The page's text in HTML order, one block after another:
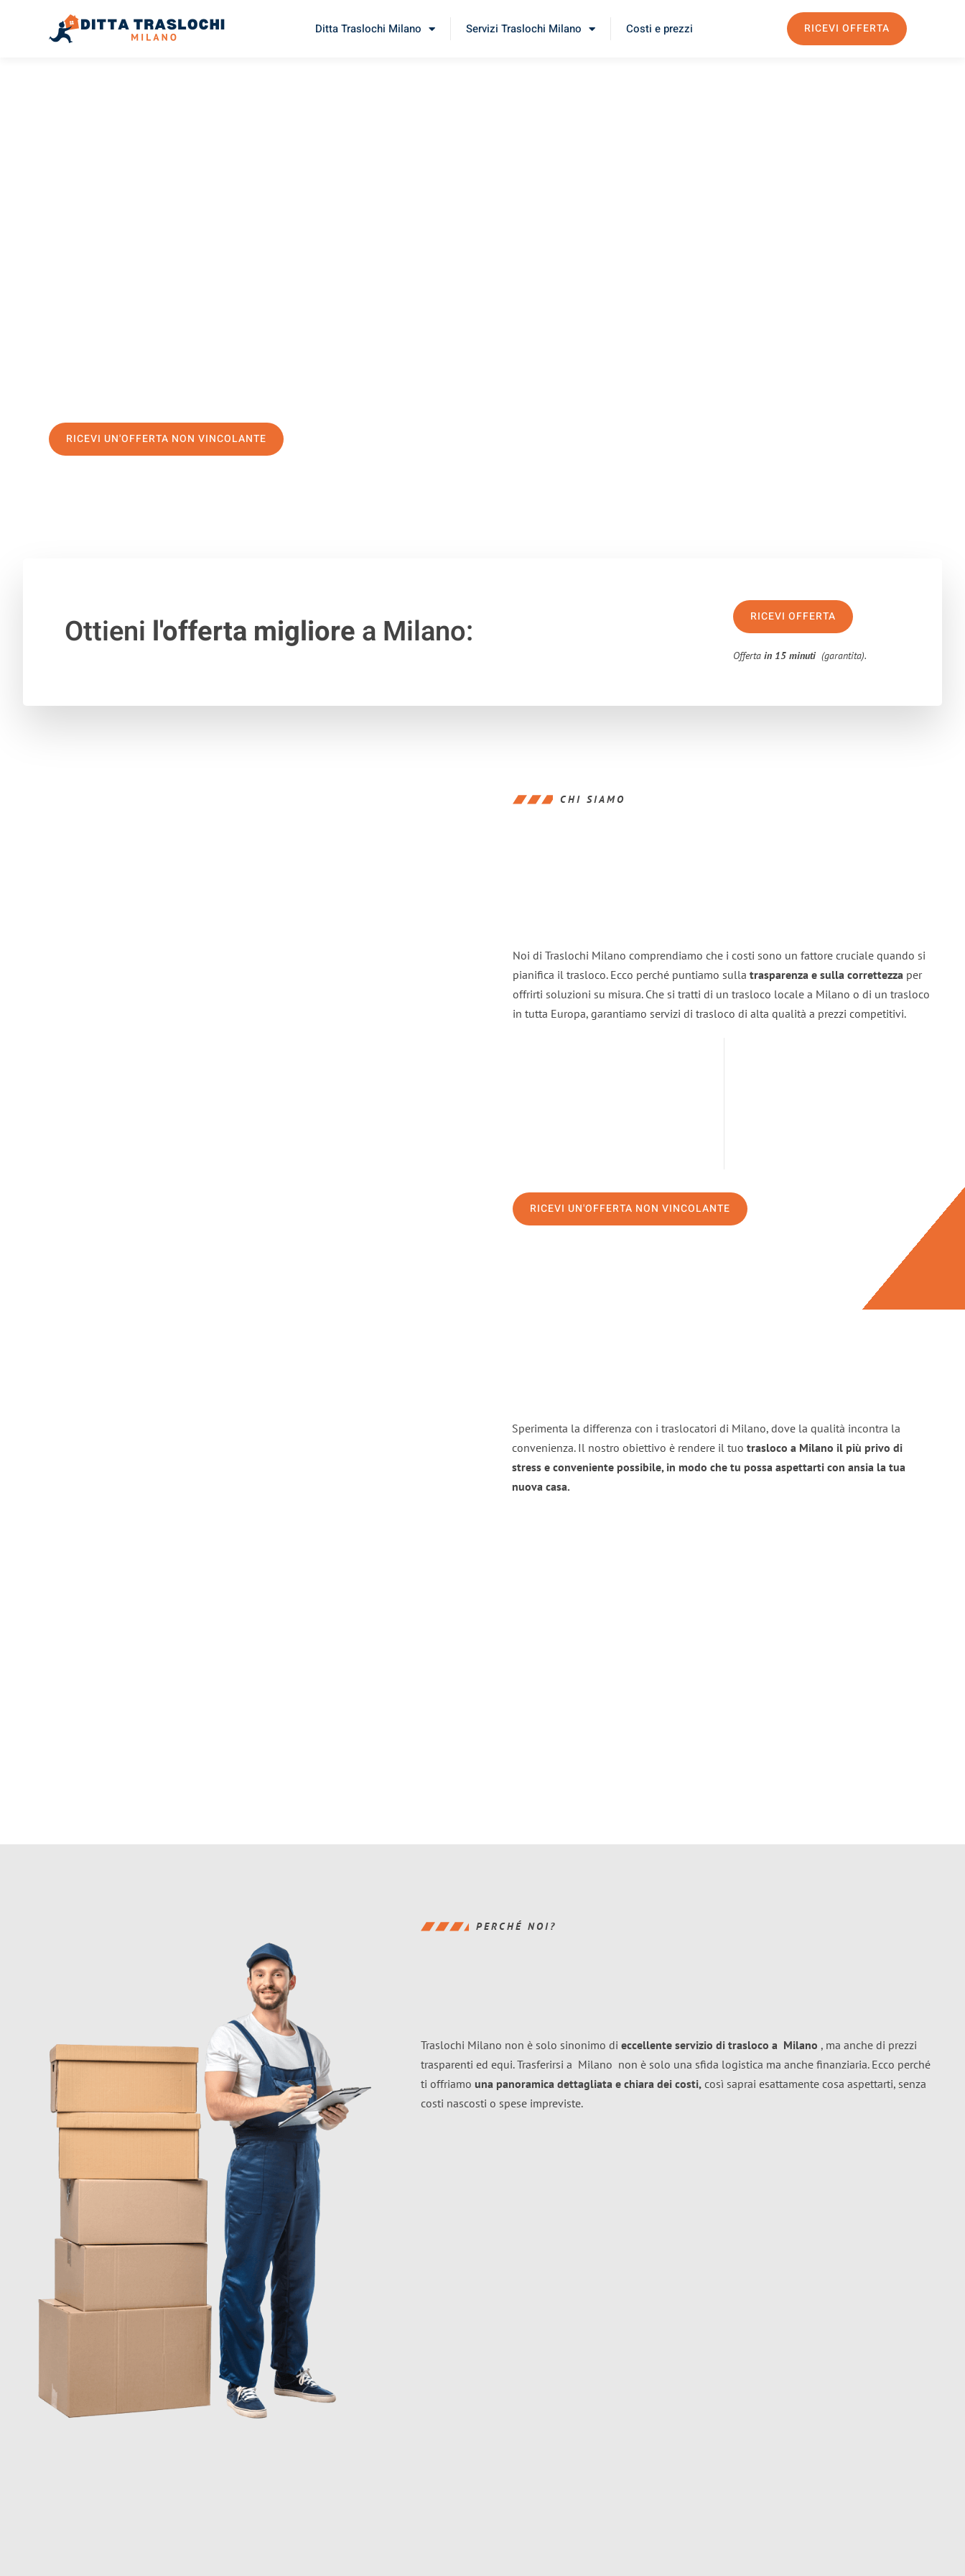
Ditta Traslochi Milano Servizi Traslochi Milano Costi e prezzi RICEVI OFFERTA
RICEVI UN'OFFERTA NON VINCOLANTE
Ottieni l'offerta migliorea Milano: RICEVI OFFERTA
Offertain 15 minuti (garantita).
CHI SIAMO
Noi di Traslochi Milano comprendiamo che i costi sono un fattore cruciale quando si
pianifica il trasloco. Ecco perché puntiamo sulla trasparenza e sulla correttezza per
offrirti soluzioni su misura. Che si tratti di un trasloco locale a Milano o di un trasloco
in tutta Europa, garantiamo servizi di trasloco di alta qualità a prezzi competitivi.
RICEVI UN'OFFERTA NON VINCOLANTE
Sperimenta la differenza con i traslocatori di Milano, dove la qualità incontra la
convenienza. Il nostro obiettivo è rendere il tuo trasloco a Milano il più privo di
stress e conveniente possibile, in modo che tu possa aspettarti con ansia la tua
nuova casa.
PERCHÉ NOI?
Traslochi Milano non è solo sinonimo di eccellente servizio di trasloco a Milano , ma anche di prezzi
trasparenti ed equi. Trasferirsi a Milano non è solo una sfida logistica ma anche finanziaria. Ecco perché
ti offriamo una panoramica dettagliata e chiara dei costi, così saprai esattamente cosa aspettarti, senza
costi nascosti o spese impreviste.